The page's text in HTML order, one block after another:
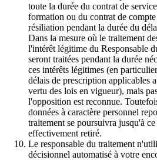
toute la durée du contrat de
formation ou du contrat de
résiliation pendant la durée du
Dans la mesure où le traitement
l'intérêt légitime du Responsable
seront traitées pendant la durée
ces intérêts légitimes (en
délais de prescription applicables
vertu des lois en vigueur), mais
l'opposition est reconnue.
données à caractère personnel
traitement se poursuivra jusqu'à
effectivement retiré.
Le responsable du traitement
décisionnel automatisé à votre